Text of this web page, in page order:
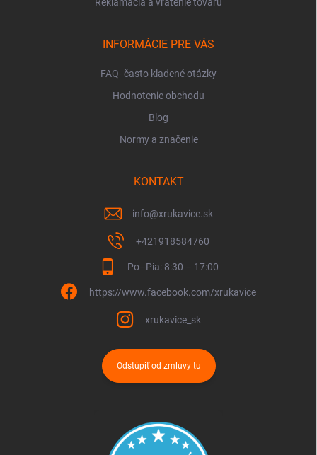
INFORMÁCIE PRE VÁS
FAQ- často kladené otázky
Hodnotenie obchodu
Blog
Normy a značenie
KONTAKT
info@xrukavice.sk
+421918584760
Po–Pia: 8:30 – 17:00
https://www.facebook.com/xrukavice
xrukavice_sk
Odstúpiť od zmluvy tu